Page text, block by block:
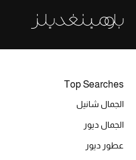
عرض جميع المنتجات
ما وصلنا حديثاً
ركن أناقة المنتجعات
Top Searches
الجمال شانيل
الجمال ديور
عطور ديور